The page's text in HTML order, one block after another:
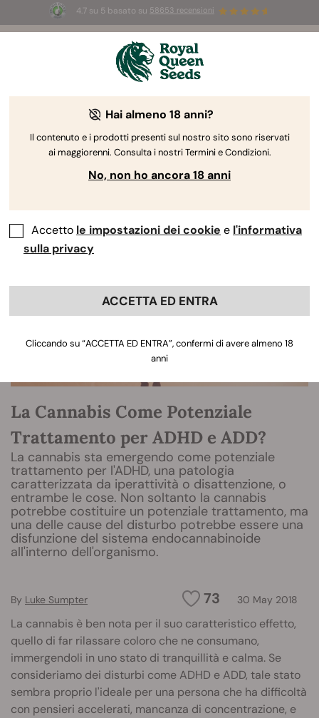
4.7 su 5 basato su 58653 recensioni
⏳2x1-Offerta limitata
3d 10h 54m 55s
The RQS Blog
La Cannabis Come Potenziale
Trattamento per ADHD e ADD?
La cannabis sta emergendo come potenziale
trattamento per l'ADHD, una patologia
caratterizzata da iperattività o disattenzione, o
entrambe le cose. Non soltanto la cannabis
potrebbe costituire un potenziale trattamento, ma
una delle cause del disturbo potrebbe essere una
disfunzione del sistema endocannabinoide
all'interno dell'organismo.
73 30 May 2018
By Luke Sumpter
La cannabis è ben nota per il suo caratteristico effetto,
quello di far rilassare coloro che ne consumano,
immergendoli in uno stato di tranquillità e calma. Se
consideriamo dei disturbi come ADHD e ADD, tale stato
sembra proprio l'ideale per una persona che ha difficoltà
con pensieri accelerati, mancanza di concentrazione, e
Hai almeno 18 anni?
Il contenuto e i prodotti presenti sul nostro sito sono riservati
ai maggiorenni. Consulta i nostri Termini e Condizioni.
No, non ho ancora 18 anni
Accetto le impostazioni dei cookie e l'informativa
sulla privacy
ACCETTA ED ENTRA
Cliccando su “ACCETTA ED ENTRA”, confermi di avere almeno 18
anni